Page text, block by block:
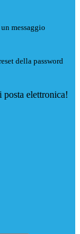
messaggio
della password
elettronica!